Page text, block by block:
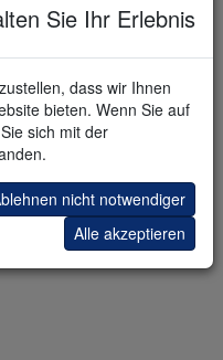
Sie Ihr Erlebnis
dass wir Ihnen
bieten. Wenn Sie auf
sich mit der
nicht notwendiger
Alle akzeptieren